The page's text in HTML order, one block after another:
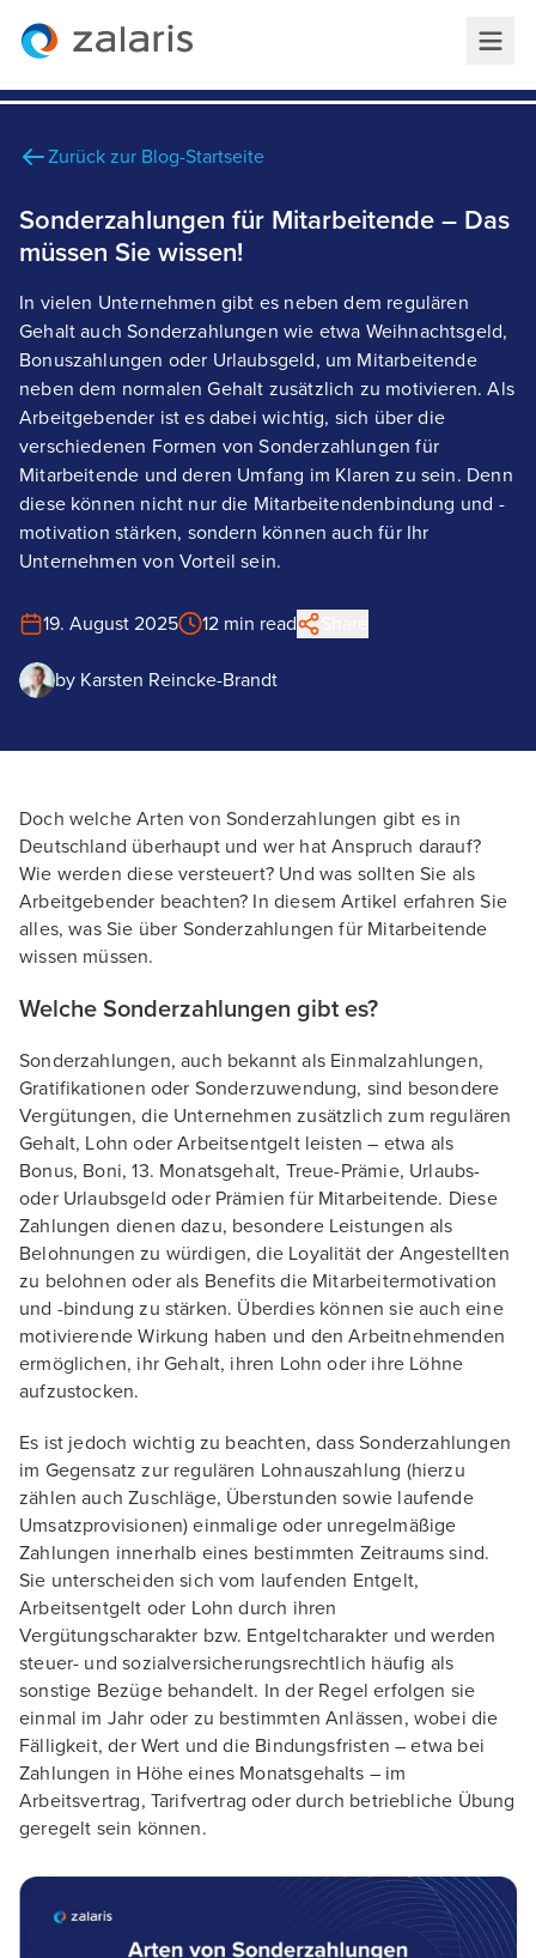
Zurück zur Blog-Startseite
Sonderzahlungen für Mitarbeitende – Das
müssen Sie wissen!
In vielen Unternehmen gibt es neben dem regulären
Gehalt auch Sonderzahlungen wie etwa Weihnachtsgeld,
Bonuszahlungen oder Urlaubsgeld, um Mitarbeitende
neben dem normalen Gehalt zusätzlich zu motivieren. Als
Arbeitgebender ist es dabei wichtig, sich über die
verschiedenen Formen von Sonderzahlungen für
Mitarbeitende und deren Umfang im Klaren zu sein. Denn
diese können nicht nur die Mitarbeitendenbindung und -
motivation stärken, sondern können auch für Ihr
Unternehmen von Vorteil sein.
19. August 2025 12 min read
by Karsten Reincke-Brandt
Doch welche Arten von Sonderzahlungen gibt es in
Deutschland überhaupt und wer hat Anspruch darauf?
Wie werden diese versteuert? Und was sollten Sie als
Arbeitgebender beachten? In diesem Artikel erfahren Sie
alles, was Sie über Sonderzahlungen für Mitarbeitende
wissen müssen.
Welche Sonderzahlungen gibt es?
Sonderzahlungen, auch bekannt als Einmalzahlungen,
Gratifikationen oder Sonderzuwendung, sind besondere
Vergütungen, die Unternehmen zusätzlich zum regulären
Gehalt, Lohn oder Arbeitsentgelt leisten – etwa als
Bonus, Boni, 13. Monatsgehalt, Treue-Prämie, Urlaubs-
oder Urlaubsgeld oder Prämien für Mitarbeitende. Diese
Zahlungen dienen dazu, besondere Leistungen als
Belohnungen zu würdigen, die Loyalität der Angestellten
zu belohnen oder als Benefits die Mitarbeitermotivation
und -bindung zu stärken. Überdies können sie auch eine
motivierende Wirkung haben und den Arbeitnehmenden
ermöglichen, ihr Gehalt, ihren Lohn oder ihre Löhne
aufzustocken.
Es ist jedoch wichtig zu beachten, dass Sonderzahlungen
im Gegensatz zur regulären Lohnauszahlung (hierzu
zählen auch Zuschläge, Überstunden sowie laufende
Umsatzprovisionen) einmalige oder unregelmäßige
Zahlungen innerhalb eines bestimmten Zeitraums sind.
Sie unterscheiden sich vom laufenden Entgelt,
Arbeitsentgelt oder Lohn durch ihren
Vergütungscharakter bzw. Entgeltcharakter und werden
steuer- und sozialversicherungsrechtlich häufig als
sonstige Bezüge behandelt. In der Regel erfolgen sie
einmal im Jahr oder zu bestimmten Anlässen, wobei die
Fälligkeit, der Wert und die Bindungsfristen – etwa bei
Zahlungen in Höhe eines Monatsgehalts – im
Arbeitsvertrag, Tarifvertrag oder durch betriebliche Übung
geregelt sein können.